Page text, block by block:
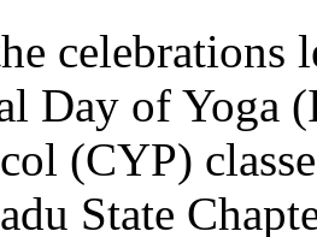
celebrations
Day of Yoga
(CYP)
State